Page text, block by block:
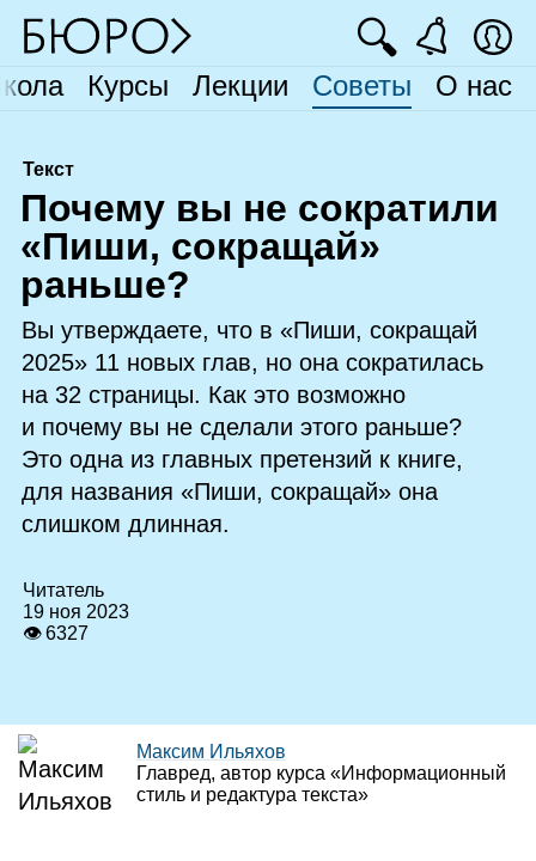
Курсы Лекции Советы О нас
🔍
Текст
Почему вы не сократили
«Пиши, сокращай»
раньше?
Вы утверждаете, что в «Пиши, сокращай
2025» 11 новых глав, но она сократилась
на 32 страницы. Как это возможно
и почему вы не сделали этого раньше?
Это одна из главных претензий к книге,
для названия «Пиши, сокращай» она
слишком длинная.
Читатель
19 ноя 2023
👁 6327
Максим Ильяхов
Главред, автор курса «Информационный
стиль и редактура текста»